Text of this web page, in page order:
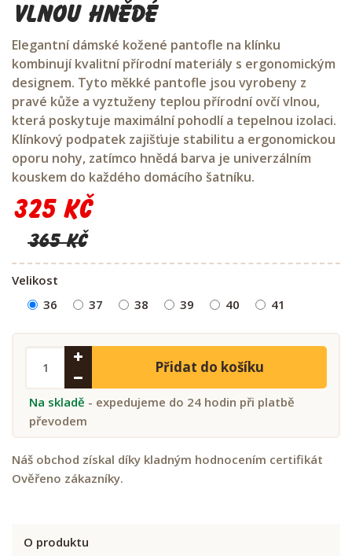
vlnou hnědé
Elegantní dámské kožené pantofle na klínku
kombinují kvalitní přírodní materiály s ergonomickým
designem. Tyto měkké pantofle jsou vyrobeny z
pravé kůže a vyztuženy teplou přírodní ovčí vlnou,
která poskytuje maximální pohodlí a tepelnou izolaci.
Klínkový podpatek zajišťuje stabilitu a ergonomickou
oporu nohy, zatímco hnědá barva je univerzálním
kouskem do každého domácího šatníku.
325 Kč
365 Kč
Velikost
36
37 38 39 40 41
Přidat do košíku
Na skladě - expedujeme do 24 hodin při platbě
převodem
Náš obchod získal díky kladným hodnocením certifikát
Ověřeno zákazníky.
O produktu